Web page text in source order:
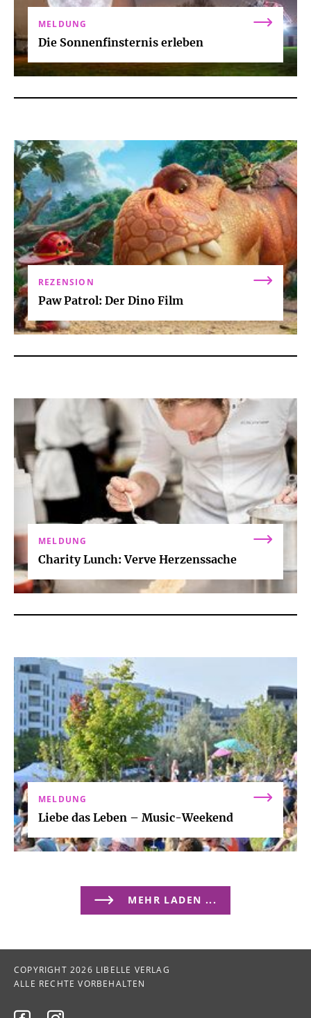
MELDUNG
Die Sonnenfinsternis erleben
REZENSION
Paw Patrol: Der Dino Film
MELDUNG
Charity Lunch: Verve Herzenssache
MELDUNG
Liebe das Leben – Music-Weekend
MEHR LADEN ...
COPYRIGHT 2026 LIBELLE VERLAG
ALLE RECHTE VORBEHALTEN